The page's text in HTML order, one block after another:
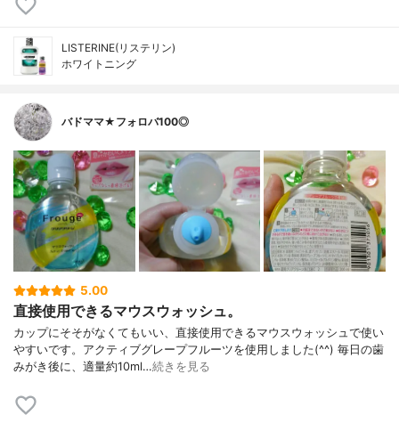
LISTERINE(リステリン)
ホワイトニング
バドママ★フォロバ100◎
5.00
直接使用できるマウスウォッシュ。
カップにそそがなくてもいい、直接使用できるマウスウォッシュで使い
やすいです。アクティブグレープフルーツを使用しました(^^) 毎日の歯
みがき後に、適量約10ml…続きを見る